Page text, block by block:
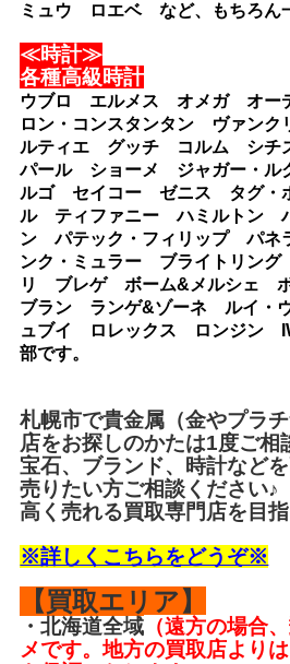
ミュウ ロエベ など、もちろん
≪時計≫
各種高級時計
ウブロ エルメス オメガ オー
ロン・コンスタンタン ヴァン
ルティエ グッチ コルム シチ
パール ショーメ ジャガー・ル
ルゴ セイコー ゼニス タグ・
ル ティファニー ハミルトン ハ
ン パテック・フィリップ パ
ンク・ミュラー ブライトリン
リ ブレゲ ボーム&メルシェ
ブラン ランゲ&ゾーネ ルイ・
ュブイ ロレックス ロンジン
部です。
札幌市で貴金属 （金やプラ
店をお探しのかたは1度ご相
宝石、ブランド、時計など
売りたい方ご相談ください
高く売れる買取専門店を
※詳しくこちらをどうぞ※
【買取エリア】
・北海道全域 （遠方の場合
メです。地方の買取店より